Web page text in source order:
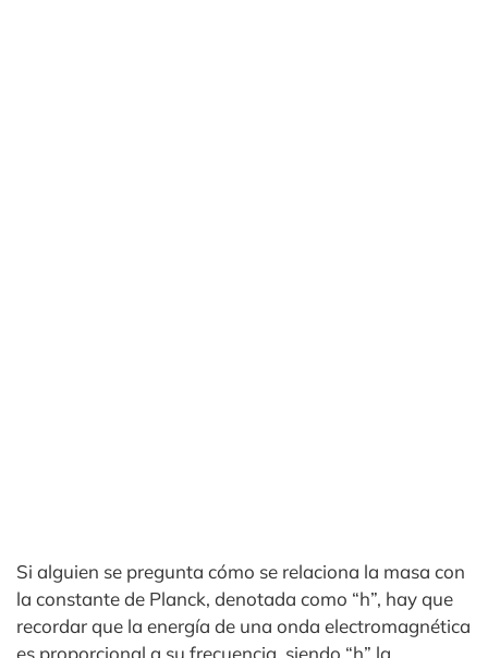
Si alguien se pregunta cómo se relaciona la masa con
la constante de Planck, denotada como “h”, hay que
recordar que la energía de una onda electromagnética
es proporcional a su frecuencia, siendo “h” la